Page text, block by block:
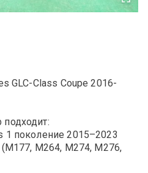
GLC-Class Coupe 2016-
1 поколение 2015–2023
M264, M274, M276,